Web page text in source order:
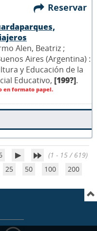
Reservar
Alen, Beatriz ;
Aires (Argentina) :
y Educación de la
Educativo, [199?].
en formato papel.
(1 - 15 / 619)
25 50 100 200